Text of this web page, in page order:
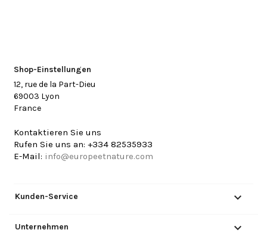
Shop-Einstellungen
12, rue de la Part-Dieu
69003 Lyon
France
Kontaktieren Sie uns
Rufen Sie uns an: +334 82535933
E-Mail: info@europeetnature.com
Kunden-Service 
Unternehmen 